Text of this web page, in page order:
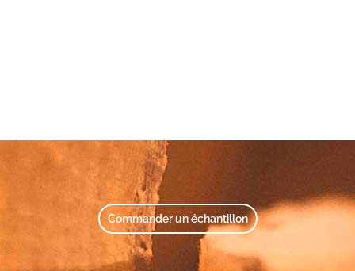
Commander un échantillon